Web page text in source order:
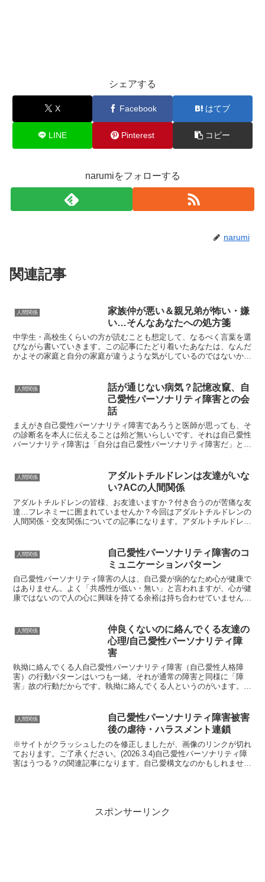
シェアする
X Facebook はてブ
LINE Pinterest コピー
narumiをフォローする
narumi
関連記事
人間関係
家族仲が悪い＆親兄弟が怖い・嫌
い…そんなあなたへの処方箋
中学生・高校生くらいの方が読むことも想定して、なるべく言葉を選
びながら書いていきます。この記事にたどり着いたあなたは、なんだ
かよその家庭と自分の家庭が違うような気がしているのではないかと
人間関係
話が通じない病気？記憶改竄、自
己愛性パーソナリティ障害との会
話
まえがき自己愛性パーソナリティ障害であろうと医師が思っても、そ
の診断名を本人に伝えることは殆ど無いらしいです。それは自己愛性
パーソナリティ障害は「自分は自己愛性パーソナリティ障害だ」とい
人間関係
アダルトチルドレンは友達がいな
い?ACの人間関係
アダルトチルドレンの皆様、お友達いますか？付き合うのが苦痛な友
達…フレネミーに囲まれていませんか？今回はアダルトチルドレンの
人間関係・交友関係についての記事になります。アダルトチルドレン
人間関係
自己愛性パーソナリティ障害のコ
ミュニケーションパターン
自己愛性パーソナリティ障害の人は、自己愛が病的なため心が健康で
はありません。よく「共感性が低い・無い」と言われますが、心が健
康ではないので人の心に興味を持てる余裕は持ち合わせていません。
人間関係
仲良くないのに絡んでくる友達の
心理/自己愛性パーソナリティ障
害
執拗に絡んでくる人自己愛性パーソナリティ障害（自己愛性人格障
害）の行動パターンはいつも一緒。それが通常の障害と同様に「障
害」故の行動だからです。執拗に絡んでくる人というのがいます。
人間関係
自己愛性パーソナリティ障害被害
後の虐待・ハラスメント連鎖
※サイトがクラッシュしたのを修正しましたが、画像のリンクが切れ
ております。ご了承ください。(2026.3.4)自己愛性パーソナリティ障
害はうつる？の関連記事になります。自己愛構文なのかもしれません
スポンサーリンク